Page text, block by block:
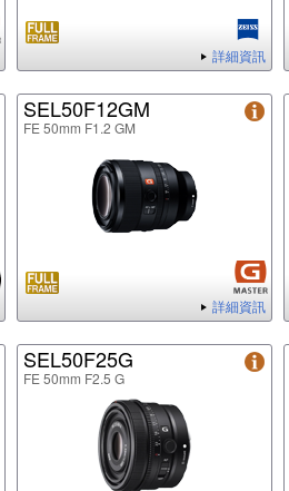
詳細資訊
SEL50F12GM
FE 50mm F1.2 GM
詳細資訊
SEL50F25G
FE 50mm F2.5 G